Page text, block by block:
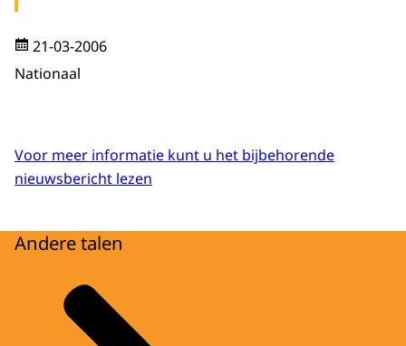
21-03-2006
Nationaal
Voor meer informatie kunt u het bijbehorende
nieuwsbericht lezen
Andere talen